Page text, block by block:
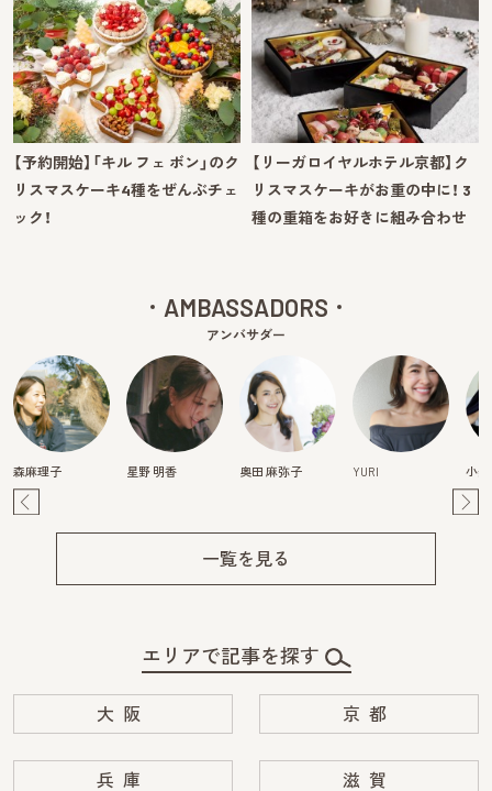
【予約開始】「キル フェ ボン」のク
リスマスケーキ4種をぜんぶチェ
ック！
【リーガロイヤルホテル京都】ク
リスマスケーキがお重の中に！ 3
種の重箱をお好きに組み合わせ
AMBASSADORS
アンバサダー
森麻理子 星野 明香 奥田 麻弥子 YURI 小
一覧を見る
エリアで記事を探す
大阪 京都
兵庫 滋賀